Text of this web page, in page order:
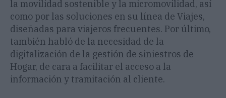
la movilidad sostenible y la micromovilidad, así
como por las soluciones en su línea de Viajes,
diseñadas para viajeros frecuentes. Por último,
también habló de la necesidad de la
digitalización de la gestión de siniestros de
Hogar, de cara a facilitar el acceso a la
información y tramitación al cliente.